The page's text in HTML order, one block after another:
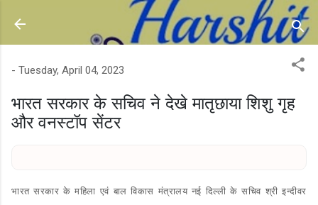
Skip to main content
- Tuesday, April 04, 2023
भारत सरकार के सचिव ने देखे मातृछाया शिशु गृह
और वनस्टॉप सेंटर
भारत सरकार के महिला एवं बाल विकास मंत्रालय नई दिल्ली के सचिव श्री इन्दीवर